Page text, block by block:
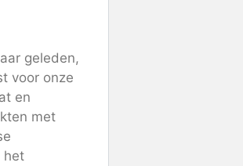
geleden,
voor onze
en
met
het